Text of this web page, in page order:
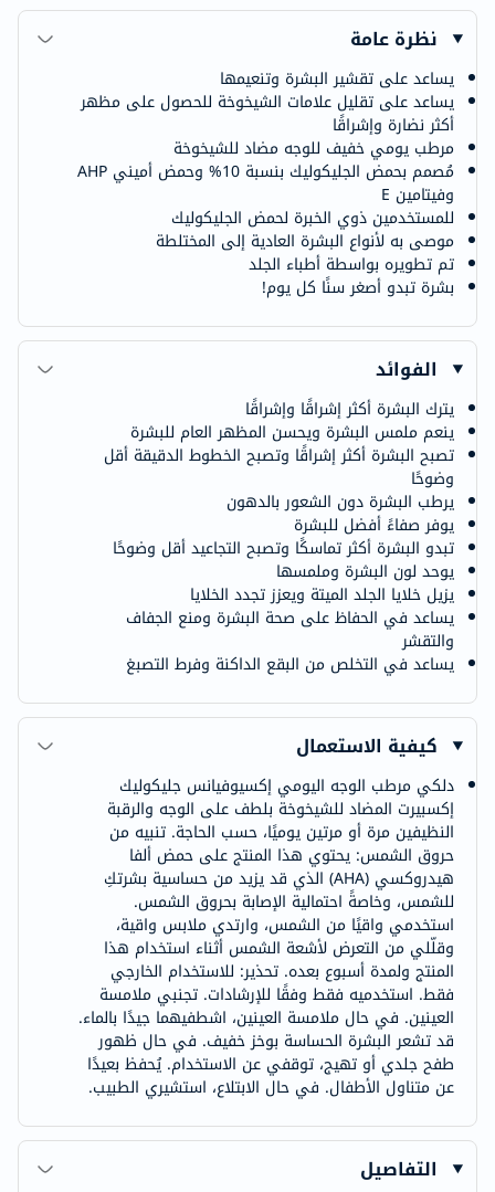
نظرة عامة
يساعد على تقشير البشرة وتنعيمها
يساعد على تقليل علامات الشيخوخة للحصول على مظهر
أكثر نضارة وإشراقًا
مرطب يومي خفيف للوجه مضاد للشيخوخة
مُصمم بحمض الجليكوليك بنسبة 10% وحمض أميني AHP
وفيتامين E
للمستخدمين ذوي الخبرة لحمض الجليكوليك
موصى به لأنواع البشرة العادية إلى المختلطة
تم تطويره بواسطة أطباء الجلد
بشرة تبدو أصغر سنًا كل يوم!
الفوائد
يترك البشرة أكثر إشراقًا وإشراقًا
ينعم ملمس البشرة ويحسن المظهر العام للبشرة
تصبح البشرة أكثر إشراقًا وتصبح الخطوط الدقيقة أقل
وضوحًا
يرطب البشرة دون الشعور بالدهون
يوفر صفاءً أفضل للبشرة
تبدو البشرة أكثر تماسكًا وتصبح التجاعيد أقل وضوحًا
يوحد لون البشرة وملمسها
يزيل خلايا الجلد الميتة ويعزز تجدد الخلايا
يساعد في الحفاظ على صحة البشرة ومنع الجفاف
والتقشر
يساعد في التخلص من البقع الداكنة وفرط التصبغ
كيفية الاستعمال
دلكي مرطب الوجه اليومي إكسيوفيانس جليكوليك
إكسبيرت المضاد للشيخوخة بلطف على الوجه والرقبة
النظيفين مرة أو مرتين يوميًا، حسب الحاجة. تنبيه من
حروق الشمس: يحتوي هذا المنتج على حمض ألفا
هيدروكسي (AHA) الذي قد يزيد من حساسية بشرتكِ
للشمس، وخاصةً احتمالية الإصابة بحروق الشمس.
استخدمي واقيًا من الشمس، وارتدي ملابس واقية،
وقلّلي من التعرض لأشعة الشمس أثناء استخدام هذا
المنتج ولمدة أسبوع بعده. تحذير: للاستخدام الخارجي
فقط. استخدميه فقط وفقًا للإرشادات. تجنبي ملامسة
العينين. في حال ملامسة العينين، اشطفيهما جيدًا بالماء.
قد تشعر البشرة الحساسة بوخز خفيف. في حال ظهور
طفح جلدي أو تهيج، توقفي عن الاستخدام. يُحفظ بعيدًا
عن متناول الأطفال. في حال الابتلاع، استشيري الطبيب.
التفاصيل